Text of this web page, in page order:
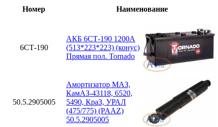
Номер Наименование
6СТ-190
АКБ 6СТ-190 1200А
(513*223*223) (конус)
Прямая пол. Tornado
50.5.2905005
Амортизатор МАЗ,
КамАЗ-43118, 6520,
5490, КраЗ, УРАЛ
(475/775) (PAAZ)
50.5.2905005